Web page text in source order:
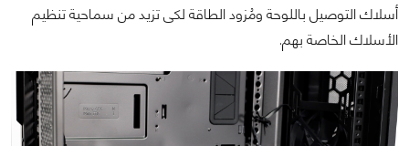
أسلاك التوصيل باللوحة ومُزود الطاقة لكى تزيد من سماحية تنظيم
الأسلاك الخاصة بهم.